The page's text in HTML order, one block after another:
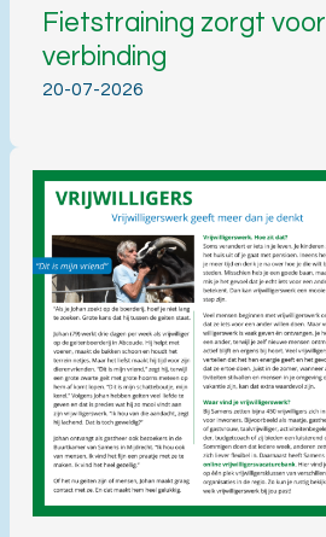
Fietstraining zorgt
verbinding
20-07-2026